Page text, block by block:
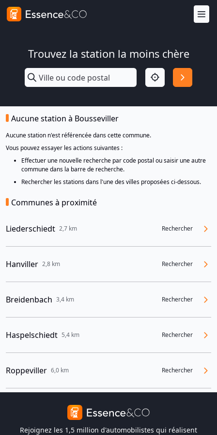
Trouvez la station la moins chère
Aucune station à Bousseviller
Aucune station n'est référencée dans cette commune.
Vous pouvez essayer les actions suivantes :
Effectuer une nouvelle recherche par code postal ou saisir une autre
commune dans la barre de recherche.
Rechercher les stations dans l'une des villes proposées ci-dessous.
Communes à proximité
Liederschiedt 2,7 km Rechercher
Hanviller 2,8 km Rechercher
Breidenbach 3,4 km Rechercher
Haspelschiedt 5,4 km Rechercher
Roppeviller 6,0 km Rechercher
Rejoignez les 1,5 million d'automobilistes qui réalisent